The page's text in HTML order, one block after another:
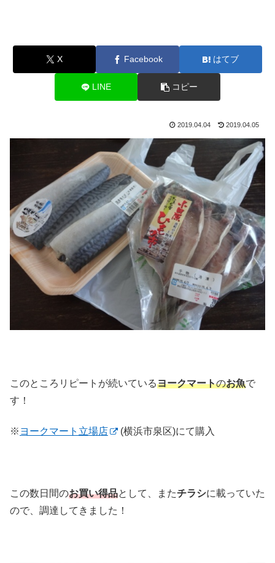
X Facebook はてブ
LINE コピー
2019.04.04 2019.04.05
このところリピートが続いているヨークマートのお魚で
す！
※ ヨークマート立場店 (横浜市泉区)にて購入
この数日間のお買い得品として、またチラシに載っていた
ので、調達してきました！